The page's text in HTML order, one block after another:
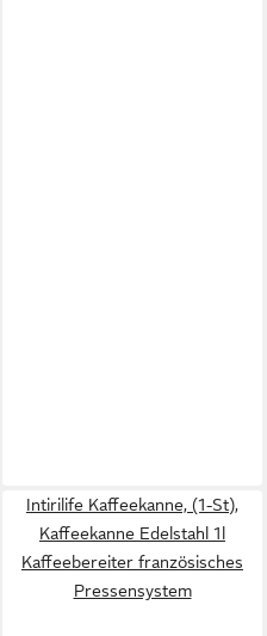
Intirilife Kaffeekanne, (1-St),
Kaffeekanne Edelstahl 1l
Kaffeebereiter französisches
Pressensystem